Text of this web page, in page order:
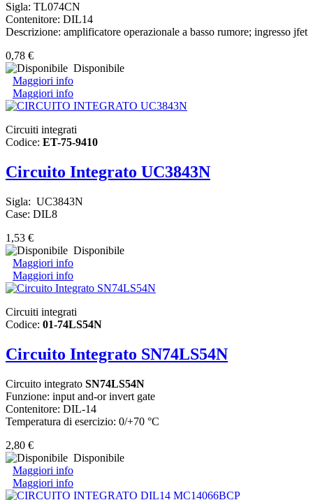
Sigla: TL074CN
Contenitore: DIL14
Descrizione: amplificatore operazionale a basso rumore; ingresso jfet
0,78 €
Disponibile
Maggiori info
Maggiori info
Circuiti integrati
Codice: ET-75-9410
Circuito Integrato UC3843N
Sigla: UC3843N
Case: DIL8
1,53 €
Disponibile
Maggiori info
Maggiori info
Circuiti integrati
Codice: 01-74LS54N
Circuito Integrato SN74LS54N
Circuito integrato SN74LS54N
Funzione: input and-or invert gate
Contenitore: DIL-14
Temperatura di esercizio: 0/+70 °C
2,80 €
Disponibile
Maggiori info
Maggiori info